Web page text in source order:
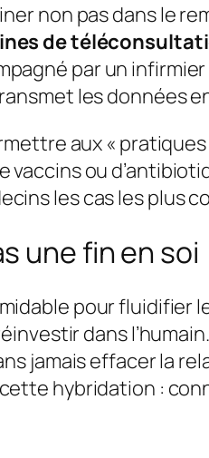
non pas dans le
de
par un
les données
aux «
ou
les cas les plus
une fin en soi
pour fluidifier
dans
jamais effacer la
hybridation :